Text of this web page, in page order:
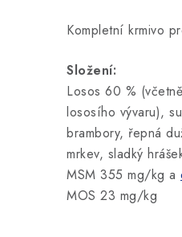
Kompletní krmivo
Složení:
Losos 60 %
lososího vývaru),
brambory, řepná
mrkev, sladký
MSM 355 mg/kg a
MOS 23 mg/kg